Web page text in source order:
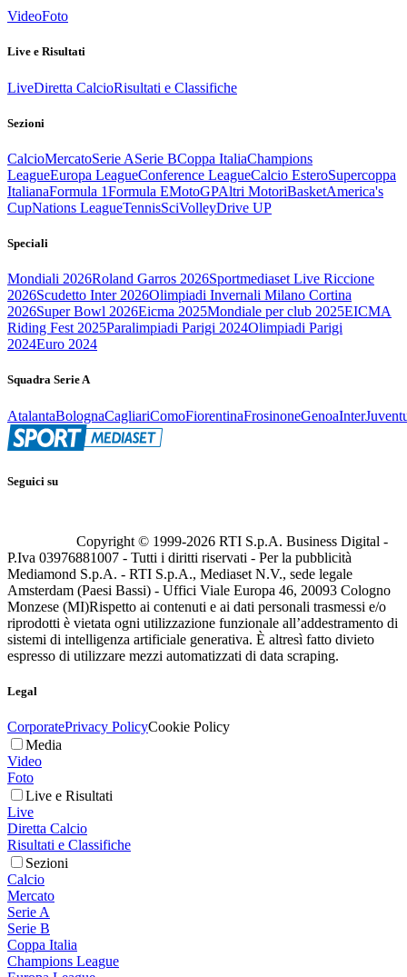
VideoFoto
Live e Risultati
LiveDiretta CalcioRisultati e Classifiche
Sezioni
CalcioMercatoSerie ASerie BCoppa ItaliaChampions
LeagueEuropa LeagueConference LeagueCalcio EsteroSupercoppa
ItalianaFormula 1Formula EMotoGPAltri MotoriBasketAmerica's
CupNations LeagueTennisSciVolleyDrive UP
Speciali
Mondiali 2026Roland Garros 2026Sportmediaset Live Riccione
2026Scudetto Inter 2026Olimpiadi Invernali Milano Cortina
2026Super Bowl 2026Eicma 2025Mondiale per club 2025EICMA
Riding Fest 2025Paralimpiadi Parigi 2024Olimpiadi Parigi
2024Euro 2024
Squadra Serie A
AtalantaBolognaCagliariComoFiorentinaFrosinoneGenoaInter
Seguici su
Copyright © 1999-2026 RTI S.p.A. Business Digital -
P.Iva 03976881007 - Tutti i diritti riservati - Per la pubblicità
Mediamond S.p.A. - RTI S.p.A., Mediaset N.V., sede legale
Amsterdam (Paesi Bassi) - Uffici Viale Europa 46, 20093 Cologno
Monzese (MI)Rispetto ai contenuti e ai dati personali trasmessi e/o
riprodotti è vietata ogni utilizzazione funzionale all’addestramento di
sistemi di intelligenza artificiale generativa. È altresì fatto divieto
espresso di utilizzare mezzi automatizzati di data scraping.
Legal
CorporatePrivacy PolicyCookie Policy
Media
Video
Foto
Live e Risultati
Live
Diretta Calcio
Risultati e Classifiche
Sezioni
Calcio
Mercato
Serie A
Serie B
Coppa Italia
Champions League